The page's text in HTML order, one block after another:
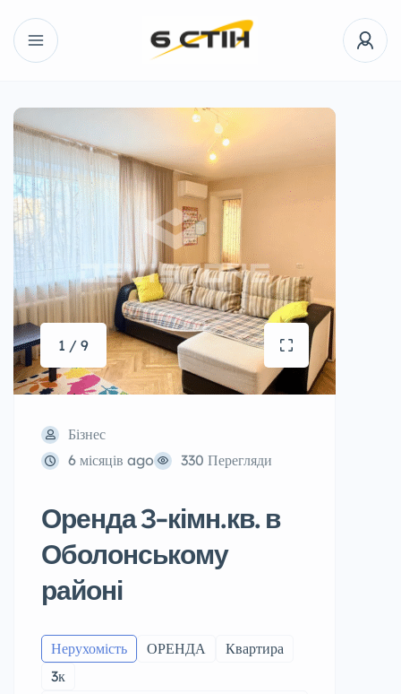
1 / 9
Бізнес
6 місяців ago
330 Перегляди
Оренда 3-кімн.кв. в
Оболонському
районі
Нерухомість ОРЕНДА
Квартира
3к